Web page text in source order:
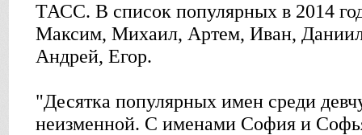
ТАСС. В список популярных в 2014
Максим, Михаил, Артем, Иван,
Андрей, Егор.
"Десятка популярных имен среди
неизменной. С именами София и